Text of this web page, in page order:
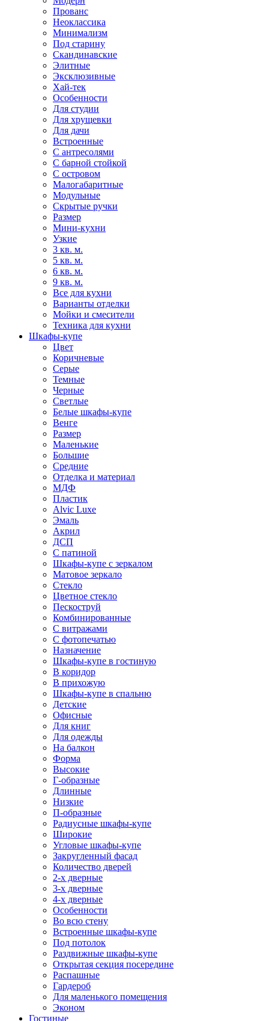
Прованс
Неоклассика
Минимализм
Под старину
Скандинавские
Элитные
Эксклюзивные
Хай-тек
Особенности
Для студии
Для хрущевки
Для дачи
Встроенные
С антресолями
С барной стойкой
С островом
Малогабаритные
Модульные
Скрытые ручки
Размер
Мини-кухни
Узкие
3 кв. м.
5 кв. м.
6 кв. м.
9 кв. м.
Все для кухни
Варианты отделки
Мойки и смесители
Техника для кухни
Шкафы-купе
Цвет
Коричневые
Серые
Темные
Черные
Светлые
Белые шкафы-купе
Венге
Размер
Маленькие
Большие
Средние
Отделка и материал
МДФ
Пластик
Alvic Luxe
Эмаль
Акрил
ДСП
С патиной
Шкафы-купе с зеркалом
Матовое зеркало
Стекло
Цветное стекло
Пескоструй
Комбинированные
С витражами
С фотопечатью
Назначение
Шкафы-купе в гостиную
В коридор
В прихожую
Шкафы-купе в спальню
Детские
Офисные
Для книг
Для одежды
На балкон
Форма
Высокие
Г-образные
Длинные
Низкие
П-образные
Радиусные шкафы-купе
Широкие
Угловые шкафы-купе
Закругленный фасад
Количество дверей
2-х дверные
3-х дверные
4-х дверные
Особенности
Во всю стену
Встроенные шкафы-купе
Под потолок
Раздвижные шкафы-купе
Открытая секция посередине
Распашные
Гардероб
Для маленького помещения
Эконом
Гостиные